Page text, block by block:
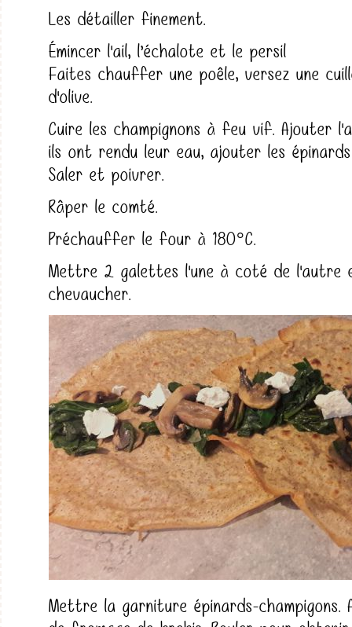
Les détailler finement.
Émincer l'ail, l’échalote et le persil
Faites chauffer une poêle, versez une
d'olive.
Cuire les champignons à feu vif. Ajouter
ils ont rendu leur eau, ajouter les
Saler et poivrer.
Râper le comté.
Préchauffer le four à 180°C.
Mettre 2 galettes l'une à coté de l'autre
chevaucher.
Mettre la garniture épinards-champigons.